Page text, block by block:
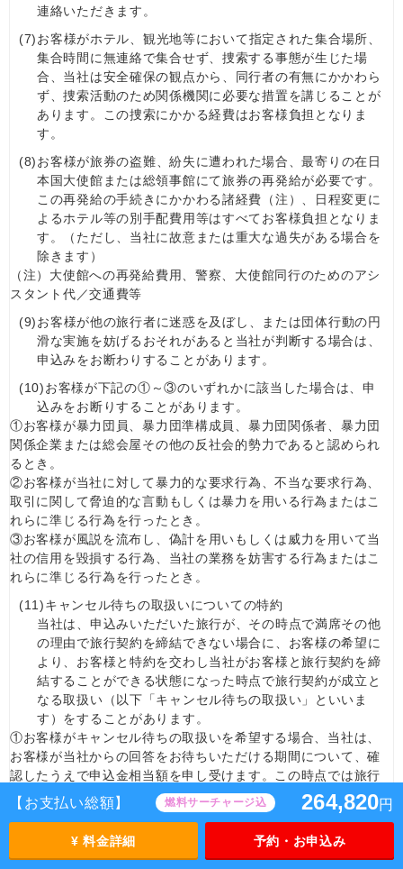
【お支払い総額】 燃料サーチャージ込 264,820円
¥ 料金詳細 予約・お申込み
連絡いただきます。
(7)お客様がホテル、観光地等において指定された集合場所、
集合時間に無連絡で集合せず、捜索する事態が生じた場
合、当社は安全確保の観点から、同行者の有無にかかわら
ず、捜索活動のため関係機関に必要な措置を講じることが
あります。この捜索にかかる経費はお客様負担となりま
す。
(8)お客様が旅券の盗難、紛失に遭われた場合、最寄りの在日
本国大使館または総領事館にて旅券の再発給が必要です。
この再発給の手続きにかかわる諸経費（注）、日程変更に
よるホテル等の別手配費用等はすべてお客様負担となりま
す。（ただし、当社に故意または重大な過失がある場合を
除きます）
（注）大使館への再発給費用、警察、大使館同行のためのアシ
スタント代／交通費等
(9)お客様が他の旅行者に迷惑を及ぼし、または団体行動の円
滑な実施を妨げるおそれがあると当社が判断する場合は、
申込みをお断わりすることがあります。
(10)お客様が下記の①～③のいずれかに該当した場合は、申
込みをお断りすることがあります。
①お客様が暴力団員、暴力団準構成員、暴力団関係者、暴力団
関係企業または総会屋その他の反社会的勢力であると認められ
るとき。
②お客様が当社に対して暴力的な要求行為、不当な要求行為、
取引に関して脅迫的な言動もしくは暴力を用いる行為またはこ
れらに準じる行為を行ったとき。
③お客様が風説を流布し、偽計を用いもしくは威力を用いて当
社の信用を毀損する行為、当社の業務を妨害する行為またはこ
れらに準じる行為を行ったとき。
(11)キャンセル待ちの取扱いについての特約
当社は、申込みいただいた旅行が、その時点で満席その他
の理由で旅行契約を締結できない場合に、お客様の希望に
より、お客様と特約を交わし当社がお客様と旅行契約を締
結することができる状態になった時点で旅行契約が成立と
なる取扱い（以下「キャンセル待ちの取扱い」といいま
す）をすることがあります。
①お客様がキャンセル待ちの取扱いを希望する場合、当社は、
お客様が当社からの回答をお待ちいただける期間について、確
認したうえで申込金相当額を申し受けます。この時点では旅行
契約は成立しておらず、また、当社は、将来に旅行契約が成立
することを約束するものではありません。なお、当社業務の都
合上、所定の書面・画面に必要事項をご記入いただく場合があ